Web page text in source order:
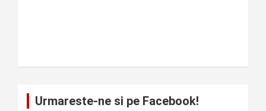
Urmareste-ne si pe Facebook!